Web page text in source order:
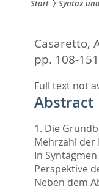
sind
hier:
Start Syntax
Casaretto,
pp. 108-
Full text not
Abstract
1. Die
Mehrzahl der
In
Perspektive
Neben dem